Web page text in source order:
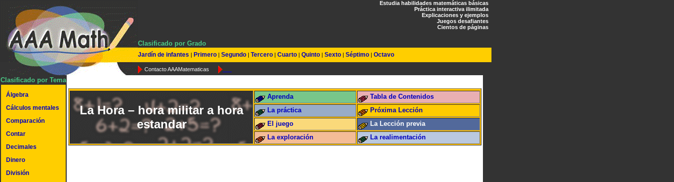
Clasificado por Grado
Estudia habilidades matemáticas básicas
Práctica interactiva ilimitada
Explicaciones y ejemplos
Juegos desafiantes
Cientos de páginas
Jardín de infantes | Primero | Segundo | Tercero | Cuarto | Quinto | Sexto | Séptimo | Octavo
Contacto AAAMatematicas
Clasificado por Tema
Álgebra
Cálculos mentales
Comparación
Contar
Decimales
Dinero
División
La Hora – hora militar a hora
estandar
Aprenda
Tabla de Contenidos
La práctica
Próxima Lección
El juego
La Lección previa
La exploración
La realimentación